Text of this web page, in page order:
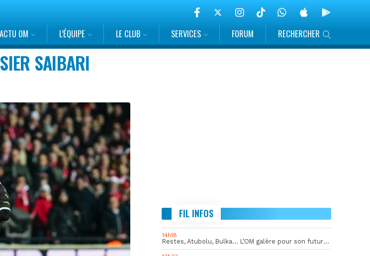
ACTU OM L’ÉQUIPE LE CLUB SERVICES FORUM RECHERCHER
SAIBARI
FIL INFOS
14h18
Restes, Atubolu, Bulka… L’OM galère pour son futur gardien numéro 1